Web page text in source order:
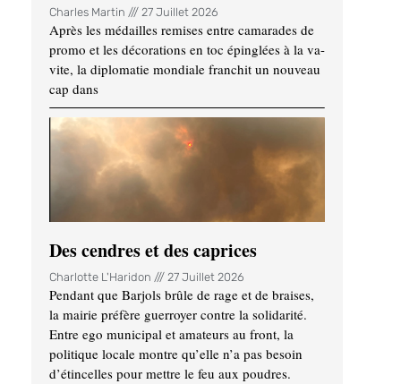
Charles Martin 27 Juillet 2026
Après les médailles remises entre camarades de
promo et les décorations en toc épinglées à la va-
vite, la diplomatie mondiale franchit un nouveau
cap dans
Des cendres et des caprices
Charlotte L'Haridon 27 Juillet 2026
Pendant que Barjols brûle de rage et de braises,
la mairie préfère guerroyer contre la solidarité.
Entre ego municipal et amateurs au front, la
politique locale montre qu’elle n’a pas besoin
d’étincelles pour mettre le feu aux poudres.